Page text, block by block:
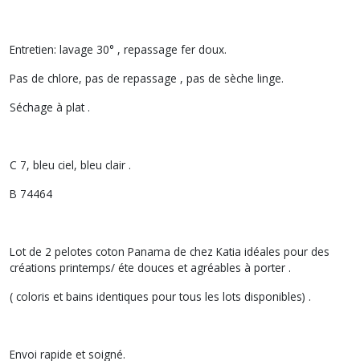
Entretien: lavage 30° , repassage fer doux.
Pas de chlore, pas de repassage , pas de sèche linge.
Séchage à plat .
C 7, bleu ciel, bleu clair .
B 74464
Lot de 2 pelotes coton Panama de chez Katia idéales pour des
créations printemps/ éte douces et agréables à porter .
( coloris et bains identiques pour tous les lots disponibles) .
Envoi rapide et soigné.